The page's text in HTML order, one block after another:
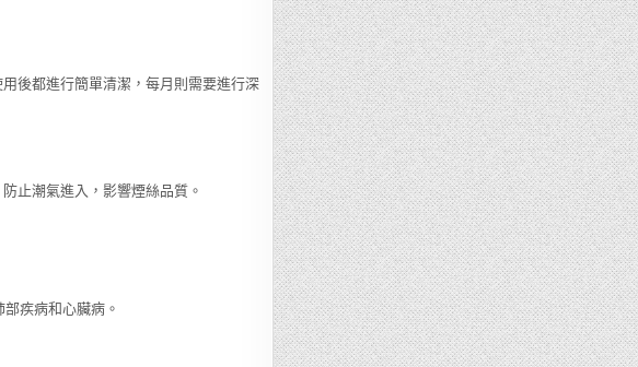
後都進行簡單清潔，每月則需要進行深
止潮氣進入，影響煙絲品質。
疾病和心臟病。